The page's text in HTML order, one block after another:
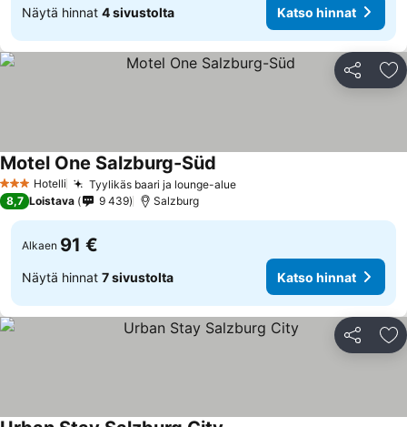
Näytä hinnat 4 sivustolta Katso hinnat
Jaa
3 Tähtiluokitus
Hotelli Tyylikäs baari ja lounge-alue
Motel One Salzburg-Süd
8,7 Loistava 9 439 Salzburg
Alkaen 91 €
Näytä hinnat 7 sivustolta Katso hinnat
Jaa